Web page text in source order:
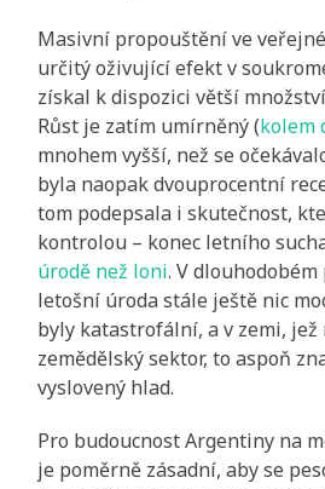
Masivní propouštění ve
určitý oživující efekt v
získal k dispozici větší
Růst je zatím umírněný (kolem
mnohem vyšší, než se
byla naopak dvouprocentní
tom podepsala i skutečnost,
kontrolou – konec letního
úrodě než loni. V
letošní úroda stále ještě nic
byly katastrofální, a v zemi, jež
zemědělský sektor, to aspoň
vyslovený hlad.
Pro budoucnost Argentiny na
je poměrně zásadní, aby se